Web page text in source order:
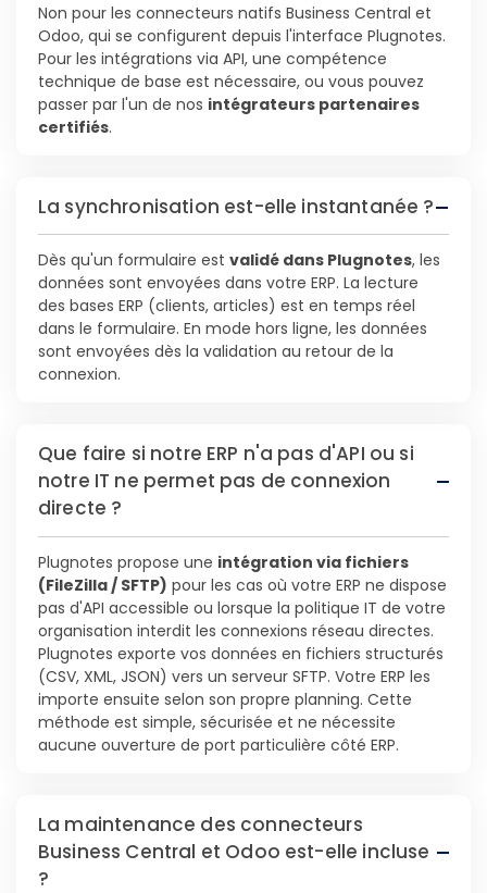
Non pour les connecteurs natifs Business Central et
Odoo, qui se configurent depuis l'interface Plugnotes.
Pour les intégrations via API, une compétence
technique de base est nécessaire, ou vous pouvez
passer par l'un de nos intégrateurs partenaires
certifiés.
La synchronisation est-elle instantanée ?
Dès qu'un formulaire est validé dans Plugnotes, les
données sont envoyées dans votre ERP. La lecture
des bases ERP (clients, articles) est en temps réel
dans le formulaire. En mode hors ligne, les données
sont envoyées dès la validation au retour de la
connexion.
Que faire si notre ERP n'a pas d'API ou si
notre IT ne permet pas de connexion
directe ?
Plugnotes propose une intégration via fichiers
(FileZilla / SFTP) pour les cas où votre ERP ne dispose
pas d'API accessible ou lorsque la politique IT de votre
organisation interdit les connexions réseau directes.
Plugnotes exporte vos données en fichiers structurés
(CSV, XML, JSON) vers un serveur SFTP. Votre ERP les
importe ensuite selon son propre planning. Cette
méthode est simple, sécurisée et ne nécessite
aucune ouverture de port particulière côté ERP.
La maintenance des connecteurs
Business Central et Odoo est-elle incluse
?